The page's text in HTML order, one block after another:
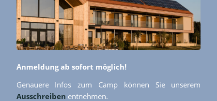
Anmeldung ab sofort möglich!
Genauere Infos zum Camp können Sie unserem
Ausschreiben entnehmen.